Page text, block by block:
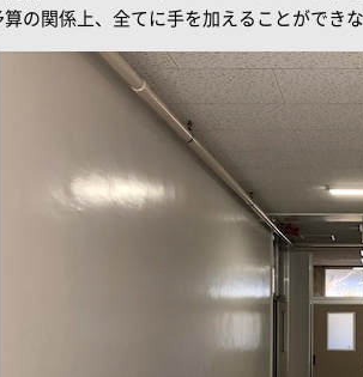
の関係上、全てに手を加えることができ